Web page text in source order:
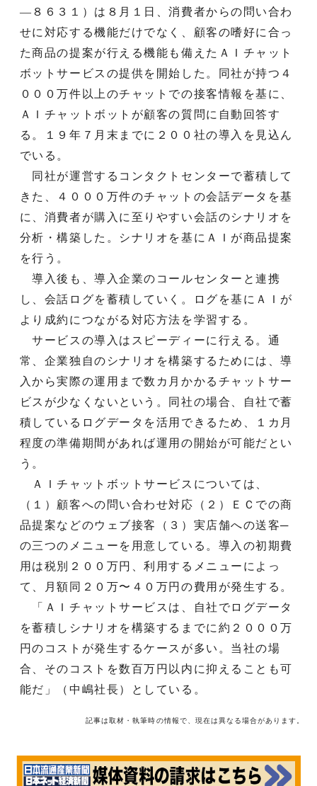
—８６３１）は８月１日、消費者からの問い合わ
せに対応する機能だけでなく、顧客の嗜好に合っ
た商品の提案が行える機能も備えたＡＩチャット
ボットサービスの提供を開始した。同社が持つ４
０００万件以上のチャットでの接客情報を基に、
ＡＩチャットボットが顧客の質問に自動回答す
る。１９年７月末までに２００社の導入を見込ん
でいる。
同社が運営するコンタクトセンターで蓄積して
きた、４０００万件のチャットの会話データを基
に、消費者が購入に至りやすい会話のシナリオを
分析・構築した。シナリオを基にＡＩが商品提案
を行う。
導入後も、導入企業のコールセンターと連携
し、会話ログを蓄積していく。ログを基にＡＩが
より成約につながる対応方法を学習する。
サービスの導入はスピーディーに行える。通
常、企業独自のシナリオを構築するためには、導
入から実際の運用まで数カ月かかるチャットサー
ビスが少なくないという。同社の場合、自社で蓄
積しているログデータを活用できるため、１カ月
程度の準備期間があれば運用の開始が可能だとい
う。
ＡＩチャットボットサービスについては、
（１）顧客への問い合わせ対応（２）ＥＣでの商
品提案などのウェブ接客（３）実店舗への送客─
の三つのメニューを用意している。導入の初期費
用は税別２００万円、利用するメニューによっ
て、月額同２０万〜４０万円の費用が発生する。
「ＡＩチャットサービスは、自社でログデータ
を蓄積しシナリオを構築するまでに約２０００万
円のコストが発生するケースが多い。当社の場
合、そのコストを数百万円以内に抑えることも可
能だ」（中嶋社長）としている。
記事は取材・執筆時の情報で、現在は異なる場合があります。